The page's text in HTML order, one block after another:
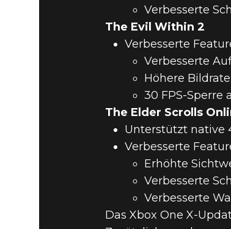
Verbesserte
The Evil Within 2
Verbesserte
Verbesserte
Höhere Bildrate
30 FPS-Sperre
The Elder Scrolls
Unterstützt native
Verbesserte
Erhöhte
Verbesserte
Verbesserte
Das Xbox One X-